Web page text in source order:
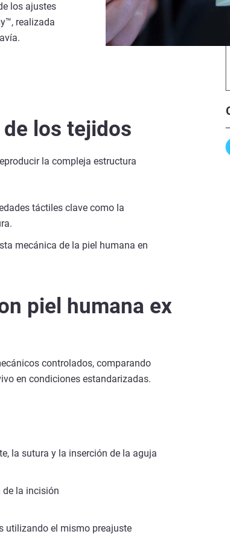
los ajustes
realizada
los tejidos
la compleja estructura
táctiles clave como la
mecánica de la piel humana en
piel humana ex
controlados, comparando
en condiciones estandarizadas.
la sutura y la inserción de la aguja
de la incisión
utilizando el mismo preajuste